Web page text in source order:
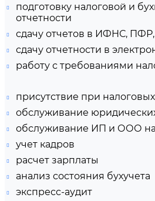
подготовку налоговой и
отчетности
сдачу отчетов в ИФНС,
сдачу отчетности в
работу с требованиями
присутствие при
обслуживание
обслуживание ИП и ООО
учет кадров
расчет зарплаты
анализ состояния бухучета
экспресс-аудит